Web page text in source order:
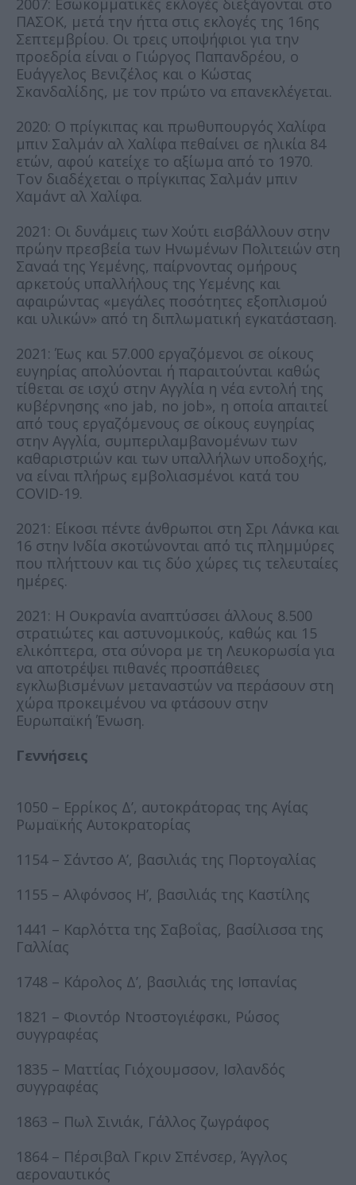
2007: Εσωκομματικές εκλογές διεξάγονται στο
ΠΑΣΟΚ, μετά την ήττα στις εκλογές της 16ης
Σεπτεμβρίου. Οι τρεις υποψήφιοι για την
προεδρία είναι ο Γιώργος Παπανδρέου, ο
Ευάγγελος Βενιζέλος και ο Κώστας
Σκανδαλίδης, με τον πρώτο να επανεκλέγεται.
2020: Ο πρίγκιπας και πρωθυπουργός Χαλίφα
μπιν Σαλμάν αλ Χαλίφα πεθαίνει σε ηλικία 84
ετών, αφού κατείχε το αξίωμα από το 1970.
Τον διαδέχεται ο πρίγκιπας Σαλμάν μπιν
Χαμάντ αλ Χαλίφα.
2021: Οι δυνάμεις των Χούτι εισβάλλουν στην
πρώην πρεσβεία των Ηνωμένων Πολιτειών στη
Σαναά της Υεμένης, παίρνοντας ομήρους
αρκετούς υπαλλήλους της Υεμένης και
αφαιρώντας «μεγάλες ποσότητες εξοπλισμού
και υλικών» από τη διπλωματική εγκατάσταση.
2021: Έως και 57.000 εργαζόμενοι σε οίκους
ευγηρίας απολύονται ή παραιτούνται καθώς
τίθεται σε ισχύ στην Αγγλία η νέα εντολή της
κυβέρνησης «no jab, no job», η οποία απαιτεί
από τους εργαζόμενους σε οίκους ευγηρίας
στην Αγγλία, συμπεριλαμβανομένων των
καθαριστριών και των υπαλλήλων υποδοχής,
να είναι πλήρως εμβολιασμένοι κατά του
COVID-19.
2021: Είκοσι πέντε άνθρωποι στη Σρι Λάνκα και
16 στην Ινδία σκοτώνονται από τις πλημμύρες
που πλήττουν και τις δύο χώρες τις τελευταίες
ημέρες.
2021: Η Ουκρανία αναπτύσσει άλλους 8.500
στρατιώτες και αστυνομικούς, καθώς και 15
ελικόπτερα, στα σύνορα με τη Λευκορωσία για
να αποτρέψει πιθανές προσπάθειες
εγκλωβισμένων μεταναστών να περάσουν στη
χώρα προκειμένου να φτάσουν στην
Ευρωπαϊκή Ένωση.
Γεννήσεις
1050 – Ερρίκος Δ’, αυτοκράτορας της Αγίας
Ρωμαϊκής Αυτοκρατορίας
1154 – Σάντσο Α’, βασιλιάς της Πορτογαλίας
1155 – Αλφόνσος Η’, βασιλιάς της Καστίλης
1441 – Καρλόττα της Σαβοΐας, βασίλισσα της
Γαλλίας
1748 – Κάρολος Δ’, βασιλιάς της Ισπανίας
1821 – Φιοντόρ Ντοστογιέφσκι, Ρώσος
συγγραφέας
1835 – Ματτίας Γιόχουμσσον, Ισλανδός
συγγραφέας
1863 – Πωλ Σινιάκ, Γάλλος ζωγράφος
1864 – Πέρσιβαλ Γκριν Σπένσερ, Άγγλος
αεροναυτικός